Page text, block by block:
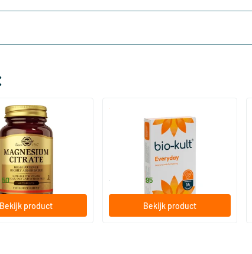
(287)
Citrate (Magnesium
tabletten
50
Bekijk product
Bio-Kult Probiotica
30/​60/​120 capsules
vanaf .95
Bekijk product